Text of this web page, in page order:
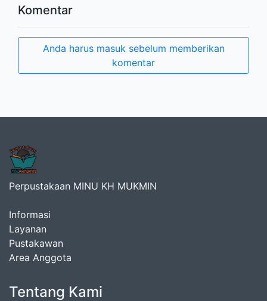
Komentar
Anda harus masuk sebelum memberikan
komentar
Perpustakaan MINU KH MUKMIN
Informasi
Layanan
Pustakawan
Area Anggota
Tentang Kami